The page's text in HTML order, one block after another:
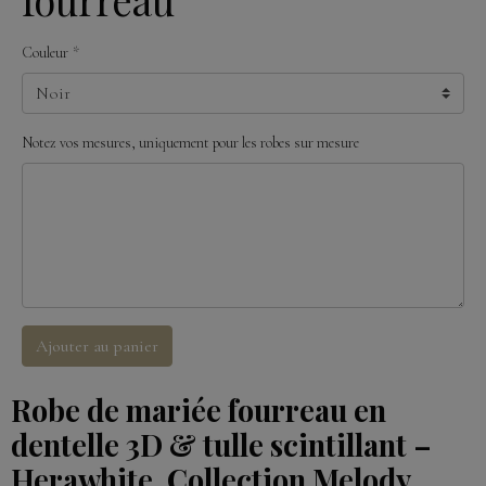
Couleur
Notez vos mesures, uniquement pour les robes sur mesure
Ajouter au panier
Robe de mariée fourreau en
dentelle 3D & tulle scintillant –